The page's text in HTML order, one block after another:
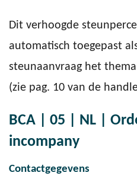
Dit verhoogde
automatisch toegepast
steunaanvraag het thema
(zie pag. 10 van de
BCA | 05 | NL |
incompany
Contactgegevens